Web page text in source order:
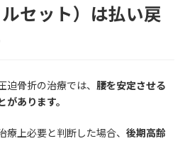
セット）は払い戻
骨折の治療では、 腰を安定させる
あります。
上必要と判断した場合、 後期高齢